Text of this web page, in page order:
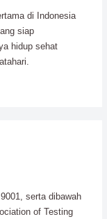
di Indonesia
siap
hidup sehat
serta dibawah
of Testing